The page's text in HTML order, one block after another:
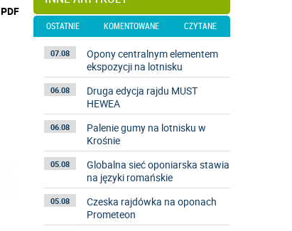
wydrukuj
podstronę
PDF
OSTATNIE KOMENTOWANE CZYTANE
07.08
Opony centralnym elementem
ekspozycji na lotnisku
06.08
Druga edycja rajdu MUST
HEWEA
06.08
Palenie gumy na lotnisku w
Krośnie
05.08
Globalna sieć oponiarska stawia
na języki romańskie
05.08
Czeska rajdówka na oponach
Prometeon